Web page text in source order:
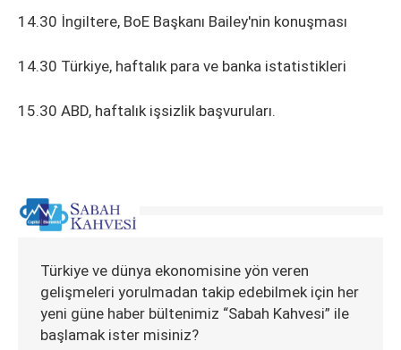
14.30 İngiltere, BoE Başkanı Bailey'nin konuşması
14.30 Türkiye, haftalık para ve banka istatistikleri
15.30 ABD, haftalık işsizlik başvuruları.
Türkiye ve dünya ekonomisine yön veren
gelişmeleri yorulmadan takip edebilmek için her
yeni güne haber bültenimiz “Sabah Kahvesi” ile
başlamak ister misiniz?